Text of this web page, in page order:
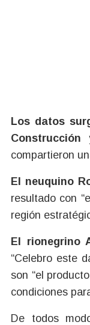
Los datos
Construcción
compartieron
El neuquino
resultado con
región
El rionegrino
“Celebro este
son “el
condiciones
De todos